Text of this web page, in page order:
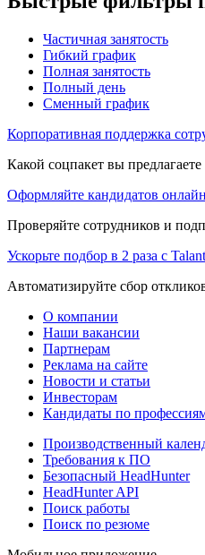
Частичная занятость
Гибкий график
Полная занятость
Полный день
Сменный график
Корпоративная поддержка
Какой соцпакет вы
Оформляйте кандидатов онлайн
Проверяйте сотрудников и
Ускорьте подбор в 2 раза с
Автоматизируйте сбор
О компании
Наши вакансии
Партнерам
Реклама на сайте
Новости и статьи
Инвесторам
Кандидаты по
Производственный
Требования к ПО
Безопасный HeadHunter
HeadHunter API
Поиск работы
Поиск по резюме